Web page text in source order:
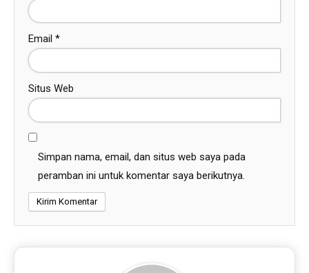
Email *
Situs Web
Simpan nama, email, dan situs web saya pada
peramban ini untuk komentar saya berikutnya.